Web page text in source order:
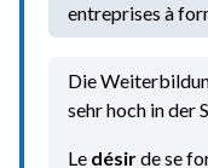
entreprises à
Die
sehr hoch in der
Le désirde se